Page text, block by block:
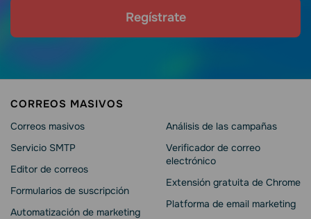
Regístrate
CORREOS MASIVOS
Correos masivos
Servicio SMTP
Editor de correos
Formularios de suscripción
Automatización de marketing
Análisis de las campañas
Verificador de correo
electrónico
Extensión gratuita de Chrome
Platforma de email marketing